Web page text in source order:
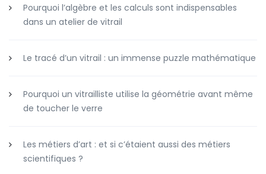
Pourquoi l’algèbre et les calculs sont indispensables
dans un atelier de vitrail
Le tracé d’un vitrail : un immense puzzle mathématique
Pourquoi un vitrailliste utilise la géométrie avant même
de toucher le verre
Les métiers d’art : et si c’étaient aussi des métiers
scientifiques ?